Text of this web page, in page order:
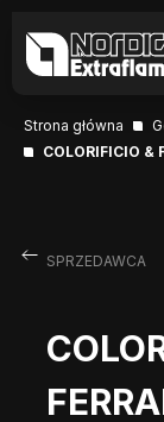
Strona główna
COLORIFICIO &
SPRZEDAWCA